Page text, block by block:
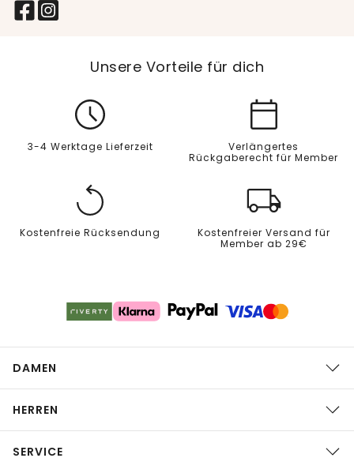
Unsere Vorteile für dich
3-4 Werktage Lieferzeit
Verlängertes
Rückgaberecht für Member
Kostenfreie Rücksendung
Kostenfreier Versand für
Member ab 29€
DAMEN
HERREN
SERVICE